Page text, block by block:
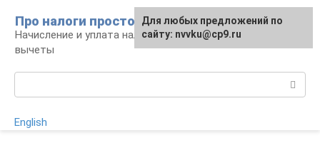
контенту
Про налоги просто
Начисление и уплата налогов, налоговые
вычеты
English
Для любых предложений по
сайту: nvvku@cp9.ru